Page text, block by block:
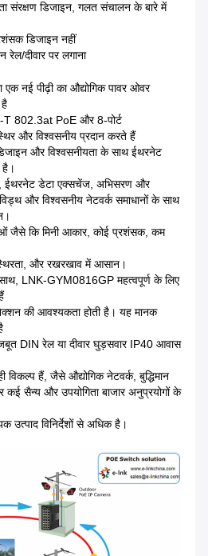
संरक्षण डिजाइन, गलत संचालन के बारे में
डिजाइन नहीं
रेल/दीवार पर लगाना
नई पीढ़ी का औद्योगिक पावर ओवर
802.3at PoE और 8-पोर्ट
और विश्वसनीय प्रदान करते हैं
और विश्वसनीयता के साथ ईथरनेट
है।
ईथरनेट डेटा एक्सचेंज, अभिसरण और
और विश्वसनीय नेटवर्क समाधानों के साथ
जैसे कि मिनी आकार, कोई प्रशंसक, कम
और रखरखाव में आसान।
LNK-GYM0816GP महत्वपूर्ण के लिए
की आवश्यकता होती है। यह मानक
DIN रेल या दीवार घुड़सवार IP40 आवास
विकल्प हैं, जैसे औद्योगिक नेटवर्क, बुद्धिमान
सैन्य और उपयोगिता बाजार अनुप्रयोगों के
उत्पाद विनिर्देशों से अधिक है।